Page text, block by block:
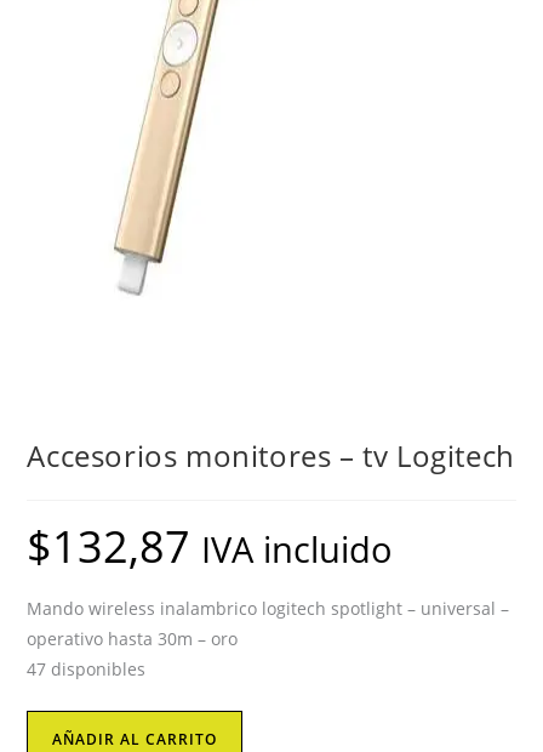
Accesorios monitores – tv Logitech
$132,87 IVA incluido
Mando wireless inalambrico logitech spotlight – universal –
operativo hasta 30m – oro
47 disponibles
Accesorios
AÑADIR AL CARRITO